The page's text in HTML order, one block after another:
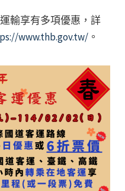
輸享有多項優惠，詳
www.thb.gov.tw/。